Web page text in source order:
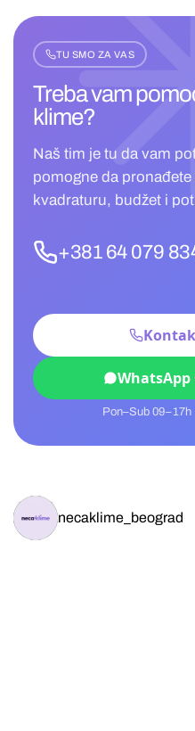
TU SMO ZA VAS
Treba vam
klime?
Naš tim je tu da vam
pomogne da
kvadraturu, budžet i
+381 64 079
WhatsApp
Pon–Sub 09–17h
necaklime_beograd